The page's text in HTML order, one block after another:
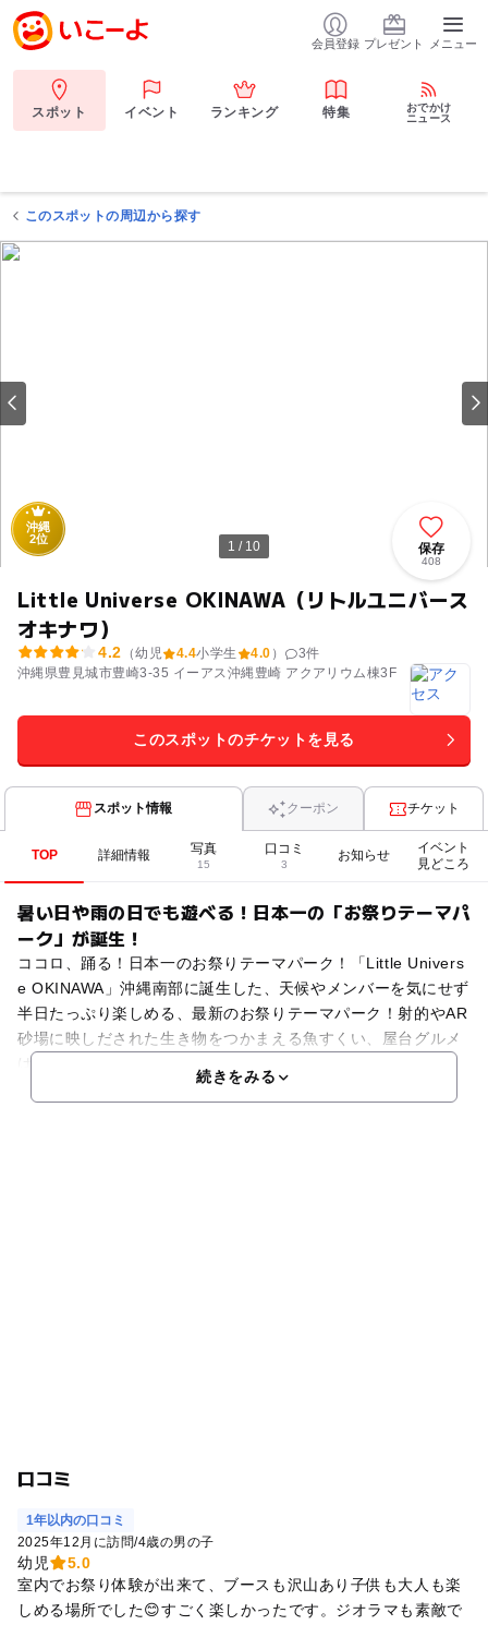
会員登録 プレゼント メニュー
スポット イベント ランキング 特集
おでかけ
ニュース
このスポットの周辺から探す
1 / 10
沖縄
2位
Little Universe OKINAWA（リトルユニバース
オキナワ）
4.2 （幼児 4.4小学生 4.0 ） 3件
沖縄県豊見城市豊崎3-35 イーアス沖縄豊崎 アクアリウム棟3F
このスポットのチケットを見る
保存
408
スポット情報 クーポン チケット
TOP 詳細情報 写真
15
口コミ
3
お知らせ
イベント
見どころ
暑い日や雨の日でも遊べる！日本一の「お祭りテーマパ
ーク」が誕生！
ココロ、踊る！日本一のお祭りテーマパーク！「Little Univers
e OKINAWA」沖縄南部に誕生した、天候やメンバーを気にせず
半日たっぷり楽しめる、最新のお祭りテーマパーク！射的やAR
砂場に映しだされた生き物をつかまえる魚すくい、屋台グルメ
続きをみる
口コミ
1年以内の口コミ
2025年12月に訪問/4歳の男の子
幼児
5.0
室内でお祭り体験が出来て、ブースも沢山あり子供も大人も楽
しめる場所でした😊すごく楽しかったです。ジオラマも素敵で